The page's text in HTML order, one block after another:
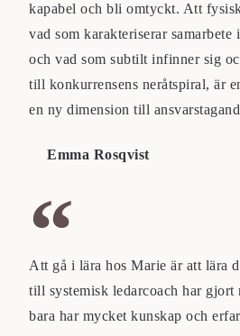
kapabel och bli omtyckt. Att
vad som karakteriserar samarbete
och vad som subtilt infinner sig
till konkurrensens neråtspiral, är
en ny dimension till
Emma Rosqvist
Att gå i lära hos Marie är att lära
till systemisk ledarcoach har
bara har mycket kunskap och